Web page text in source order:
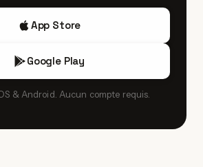
App Store
Google Play
& Android. Aucun compte requis.